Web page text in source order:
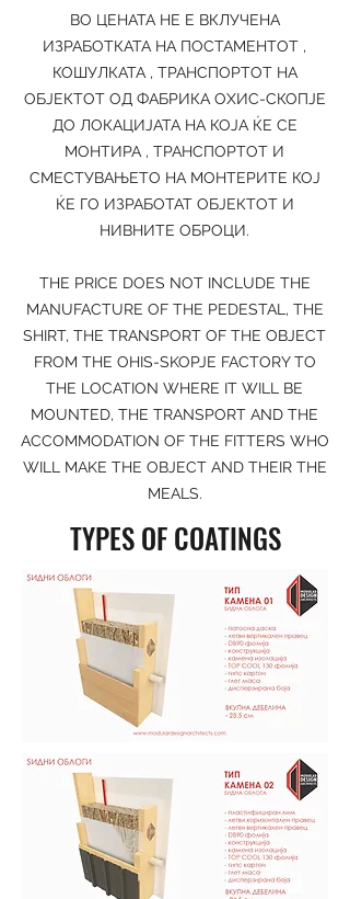
ВО ЦЕНАТА НЕ Е ВКЛУЧЕНА
ИЗРАБОТКАТА НА ПОСТАМЕНТОТ ,
КОШУЛКАТА , ТРАНСПОРТОТ НА
ОБЈЕКТОТ ОД ФАБРИКА ОХИС-СКОПЈЕ
ДО ЛОКАЦИЈАТА НА КОЈА ЌЕ СЕ
МОНТИРА , ТРАНСПОРТОТ И
СМЕСТУВАЊЕТО НА МОНТЕРИТЕ КОЈ
ЌЕ ГО ИЗРАБОТАТ ОБЈЕКТОТ И
НИВНИТЕ ОБРОЦИ.
THE PRICE DOES NOT INCLUDE THE
MANUFACTURE OF THE PEDESTAL, THE
SHIRT, THE TRANSPORT OF THE OBJECT
FROM THE OHIS-SKOPJE FACTORY TO
THE LOCATION WHERE IT WILL BE
MOUNTED, THE TRANSPORT AND THE
ACCOMMODATION OF THE FITTERS WHO
WILL MAKE THE OBJECT AND THEIR THE
MEALS.
TYPES OF COATINGS